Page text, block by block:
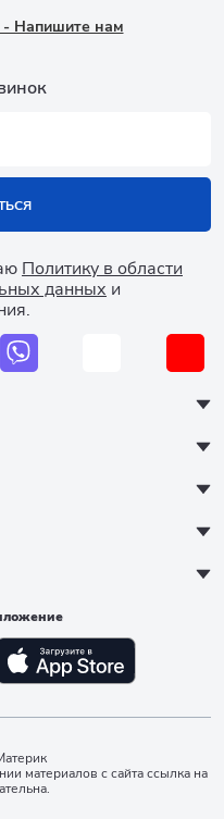
Напишите нам
Политику в области
данных и
материалов с сайта ссылка на